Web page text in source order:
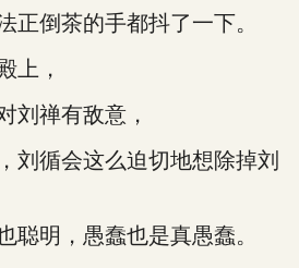
倒茶的手都抖了一下。
，
禅有敌意，
循会这么迫切地想除掉刘
明，愚蠢也是真愚蠢。